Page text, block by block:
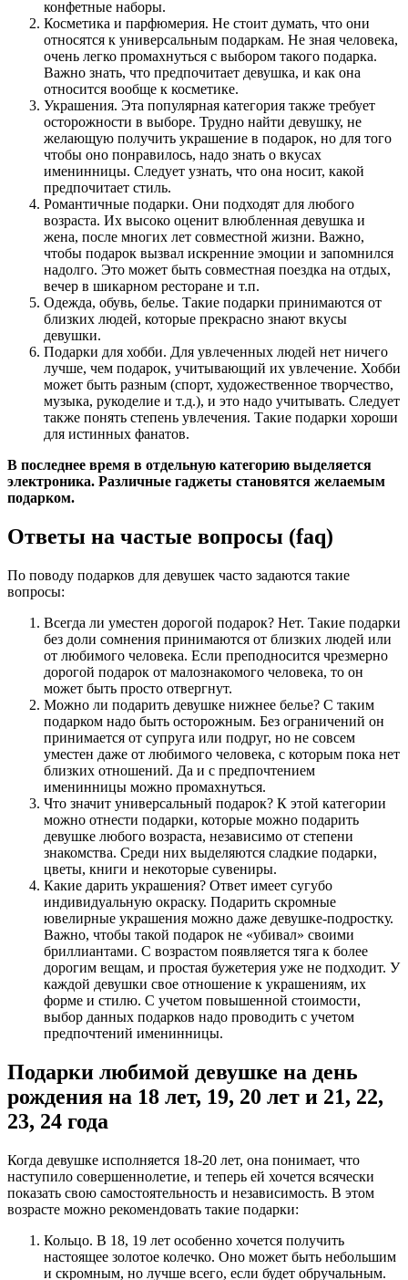
конфетные наборы.
Косметика и парфюмерия. Не стоит думать, что они
относятся к универсальным подаркам. Не зная человека,
очень легко промахнуться с выбором такого подарка.
Важно знать, что предпочитает девушка, и как она
относится вообще к косметике.
Украшения. Эта популярная категория также требует
осторожности в выборе. Трудно найти девушку, не
желающую получить украшение в подарок, но для того
чтобы оно понравилось, надо знать о вкусах
именинницы. Следует узнать, что она носит, какой
предпочитает стиль.
Романтичные подарки. Они подходят для любого
возраста. Их высоко оценит влюбленная девушка и
жена, после многих лет совместной жизни. Важно,
чтобы подарок вызвал искренние эмоции и запомнился
надолго. Это может быть совместная поездка на отдых,
вечер в шикарном ресторане и т.п.
Одежда, обувь, белье. Такие подарки принимаются от
близких людей, которые прекрасно знают вкусы
девушки.
Подарки для хобби. Для увлеченных людей нет ничего
лучше, чем подарок, учитывающий их увлечение. Хобби
может быть разным (спорт, художественное творчество,
музыка, рукоделие и т.д.), и это надо учитывать. Следует
также понять степень увлечения. Такие подарки хороши
для истинных фанатов.
В последнее время в отдельную категорию выделяется
электроника. Различные гаджеты становятся желаемым
подарком.
Ответы на частые вопросы (faq)
По поводу подарков для девушек часто задаются такие
вопросы:
Всегда ли уместен дорогой подарок? Нет. Такие подарки
без доли сомнения принимаются от близких людей или
от любимого человека. Если преподносится чрезмерно
дорогой подарок от малознакомого человека, то он
может быть просто отвергнут.
Можно ли подарить девушке нижнее белье? С таким
подарком надо быть осторожным. Без ограничений он
принимается от супруга или подруг, но не совсем
уместен даже от любимого человека, с которым пока нет
близких отношений. Да и с предпочтением
именинницы можно промахнуться.
Что значит универсальный подарок? К этой категории
можно отнести подарки, которые можно подарить
девушке любого возраста, независимо от степени
знакомства. Среди них выделяются сладкие подарки,
цветы, книги и некоторые сувениры.
Какие дарить украшения? Ответ имеет сугубо
индивидуальную окраску. Подарить скромные
ювелирные украшения можно даже девушке-подростку.
Важно, чтобы такой подарок не «убивал» своими
бриллиантами. С возрастом появляется тяга к более
дорогим вещам, и простая бужетерия уже не подходит. У
каждой девушки свое отношение к украшениям, их
форме и стилю. С учетом повышенной стоимости,
выбор данных подарков надо проводить с учетом
предпочтений именинницы.
Подарки любимой девушке на день
рождения на 18 лет, 19, 20 лет и 21, 22,
23, 24 года
Когда девушке исполняется 18-20 лет, она понимает, что
наступило совершеннолетие, и теперь ей хочется всячески
показать свою самостоятельность и независимость. В этом
возрасте можно рекомендовать такие подарки:
Кольцо. В 18, 19 лет особенно хочется получить
настоящее золотое колечко. Оно может быть небольшим
и скромным, но лучше всего, если будет обручальным.